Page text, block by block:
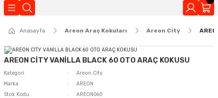
Anasayfa Areon Araç Kokuları Areon City
AREON CİTY VANİLLA BLACK 60 OTO ARAÇ KOKUSU
Kategori
Areon City
Marka
AREON
Stok Kodu
AREON060